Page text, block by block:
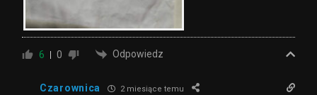
6 0 Odpowiedz
Czarownica 2 miesiące temu